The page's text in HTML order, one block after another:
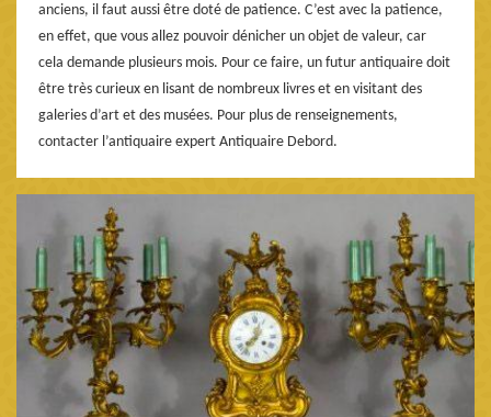
anciens, il faut aussi être doté de patience. C’est avec la patience,
en effet, que vous allez pouvoir dénicher un objet de valeur, car
cela demande plusieurs mois. Pour ce faire, un futur antiquaire doit
être très curieux en lisant de nombreux livres et en visitant des
galeries d’art et des musées. Pour plus de renseignements,
contacter l’antiquaire expert Antiquaire Debord.